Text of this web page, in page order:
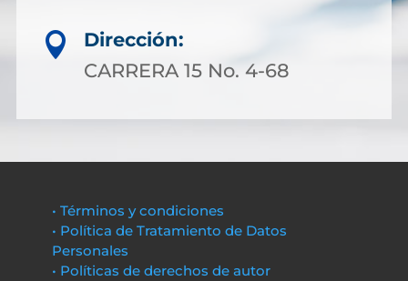

Dirección:
CARRERA 15 No. 4-68
• Términos y condiciones
• Política de Tratamiento de Datos
Personales
• Políticas de derechos de autor